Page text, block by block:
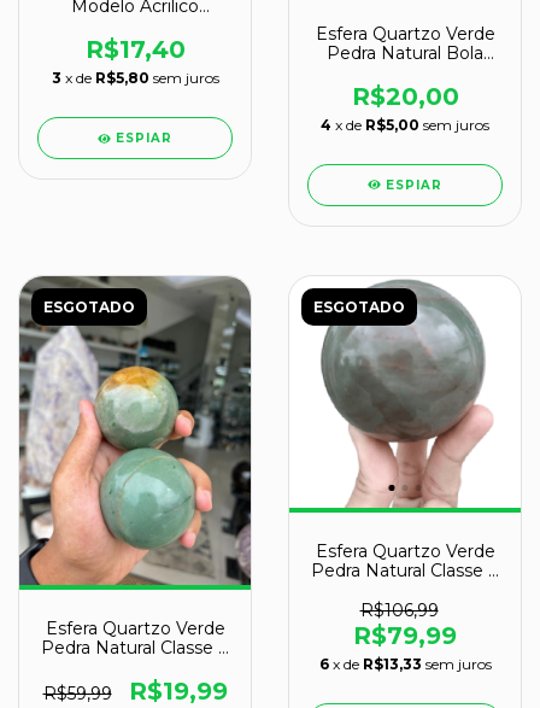
Modelo Acrilico
150 a 900gr
R$17,40
3 x de R$5,80 sem juros
ESPIAR
Esfera Quartzo Verde
Pedra Natural Bola
R$20,00
4 x de R$5,00 sem juros
ESPIAR
ESGOTADO
Esfera Quartzo Verde
Pedra Natural Classe C
R$59,99
R$19,99
ESGOTADO
Esfera Quartzo Verde
Pedra Natural Classe C
R$106,99
R$79,99
6 x de R$13,33 sem juros